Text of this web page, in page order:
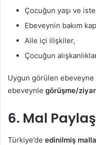
Çocuğun yaşı ve
Ebeveynin bakım
Aile içi ilişkiler,
Çocuğun
Uygun görülen ebeveyne
ebeveynle görüşme/
6. Mal
Türkiye’de edinilmiş